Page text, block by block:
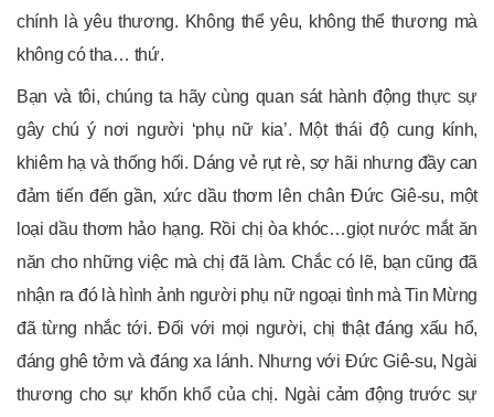
chính là yêu thương. Không thể yêu, không thể thương mà
không có tha… thứ.
Bạn và tôi, chúng ta hãy cùng quan sát hành động thực sự
gây chú ý nơi người ‘phụ nữ kia’. Một thái độ cung kính,
khiêm hạ và thống hối. Dáng vẻ rụt rè, sợ hãi nhưng đầy can
đảm tiến đến gần, xức dầu thơm lên chân Đức Giê-su, một
loại dầu thơm hảo hạng. Rồi chị òa khóc…giọt nước mắt ăn
năn cho những việc mà chị đã làm. Chắc có lẽ, bạn cũng đã
nhận ra đó là hình ảnh người phụ nữ ngoại tình mà Tin Mừng
đã từng nhắc tới. Đối với mọi người, chị thật đáng xấu hổ,
đáng ghê tởm và đáng xa lánh. Nhưng với Đức Giê-su, Ngài
thương cho sự khốn khổ của chị. Ngài cảm động trước sự